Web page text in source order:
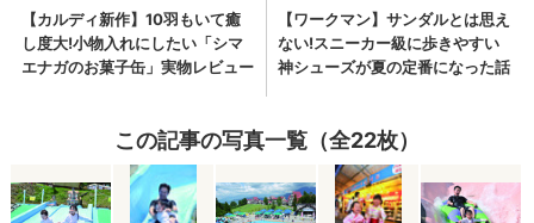
この記事の写真一覧（全22枚）